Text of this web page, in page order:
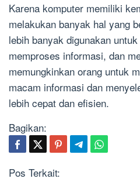
Karena komputer memiliki
melakukan banyak hal yang
lebih banyak digunakan
memproses informasi, dan
memungkinkan orang untuk
macam informasi dan
lebih cepat dan efisien.
Bagikan:
Pos Terkait: